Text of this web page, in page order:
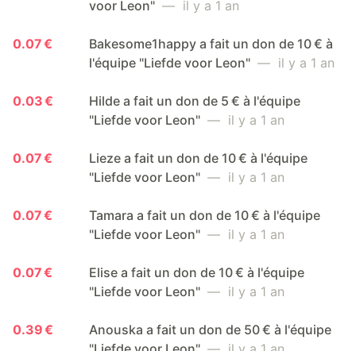
voor Leon" — il y a 1 an
0.07 €
Bakesome1happy a fait un don de 10 € à
l'équipe "Liefde voor Leon" — il y a 1 an
0.03 €
Hilde a fait un don de 5 € à l'équipe
"Liefde voor Leon" — il y a 1 an
0.07 €
Lieze a fait un don de 10 € à l'équipe
"Liefde voor Leon" — il y a 1 an
0.07 €
Tamara a fait un don de 10 € à l'équipe
"Liefde voor Leon" — il y a 1 an
0.07 €
Elise a fait un don de 10 € à l'équipe
"Liefde voor Leon" — il y a 1 an
0.39 €
Anouska a fait un don de 50 € à l'équipe